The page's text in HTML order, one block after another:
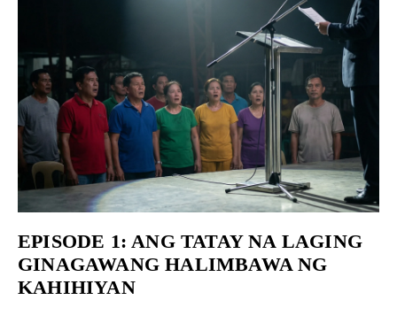
EPISODE 1: ANG TATAY NA LAGING
GINAGAWANG HALIMBAWA NG
KAHIHIYAN